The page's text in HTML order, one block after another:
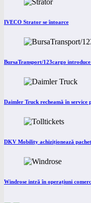
IVECO Strator se întoarce
BursaTransport/123cargo
Daimler Truck recheamă în service
DKV Mobility achiziționează
Windrose intră în operațiuni